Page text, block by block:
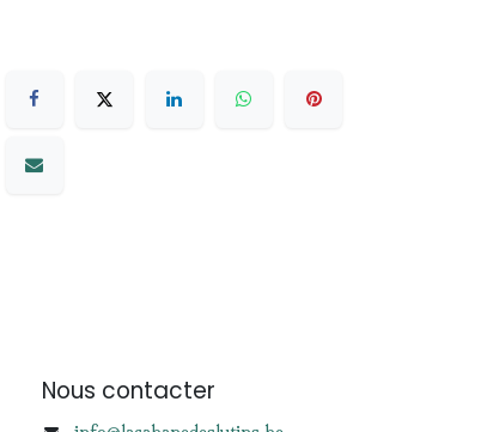
Nous contacter